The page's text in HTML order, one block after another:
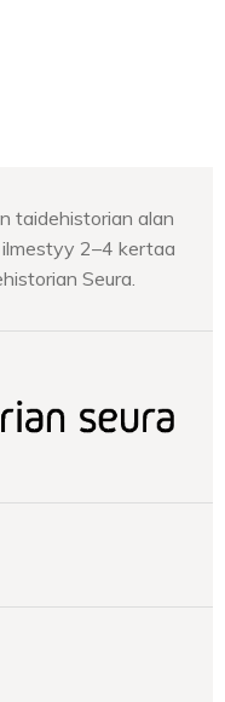
taidehistorian alan
ilmestyy 2–4 kertaa
Seura.